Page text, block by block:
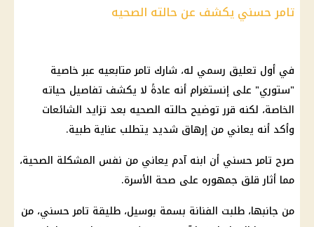
تامر حسني يكشف عن حالته الصحيه
في أول تعليق رسمي له، شارك تامر متابعيه عبر خاصية
"ستوري" على إنستغرام أنه عادةً لا يكشف تفاصيل حياته
الخاصة، لكنه قرر توضيح حالته الصحيه بعد تزايد الشائعات
وأكد أنه يعاني من إرهاق شديد يتطلب عناية طبية.
صرح تامر حسني أن ابنه آدم يعاني من نفس المشكلة الصحية،
مما أثار قلق جمهوره على صحة الأسرة.
من جانبها، طلبت الفنانة بسمة بوسيل، طليقة تامر حسني، من